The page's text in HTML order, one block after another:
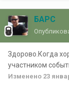
БАРС
Здорово.Когда
участником
Изменено 23